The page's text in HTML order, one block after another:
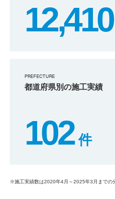
12,410
PREFECTURE
都道府県別の施工実績
102 件
※施工実績数は2020年4月～2025年3月までの